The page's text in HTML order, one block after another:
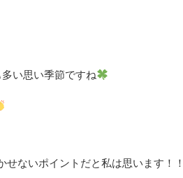
い思い季節ですね
ないポイントだと私は思います！！